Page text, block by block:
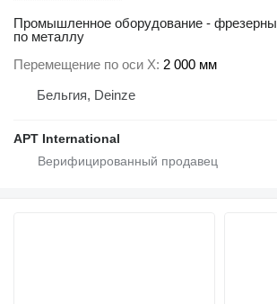
Промышленное оборудование -
по металлу
Перемещение по оси X 2 000 мм
Бельгия, Deinze
APT International